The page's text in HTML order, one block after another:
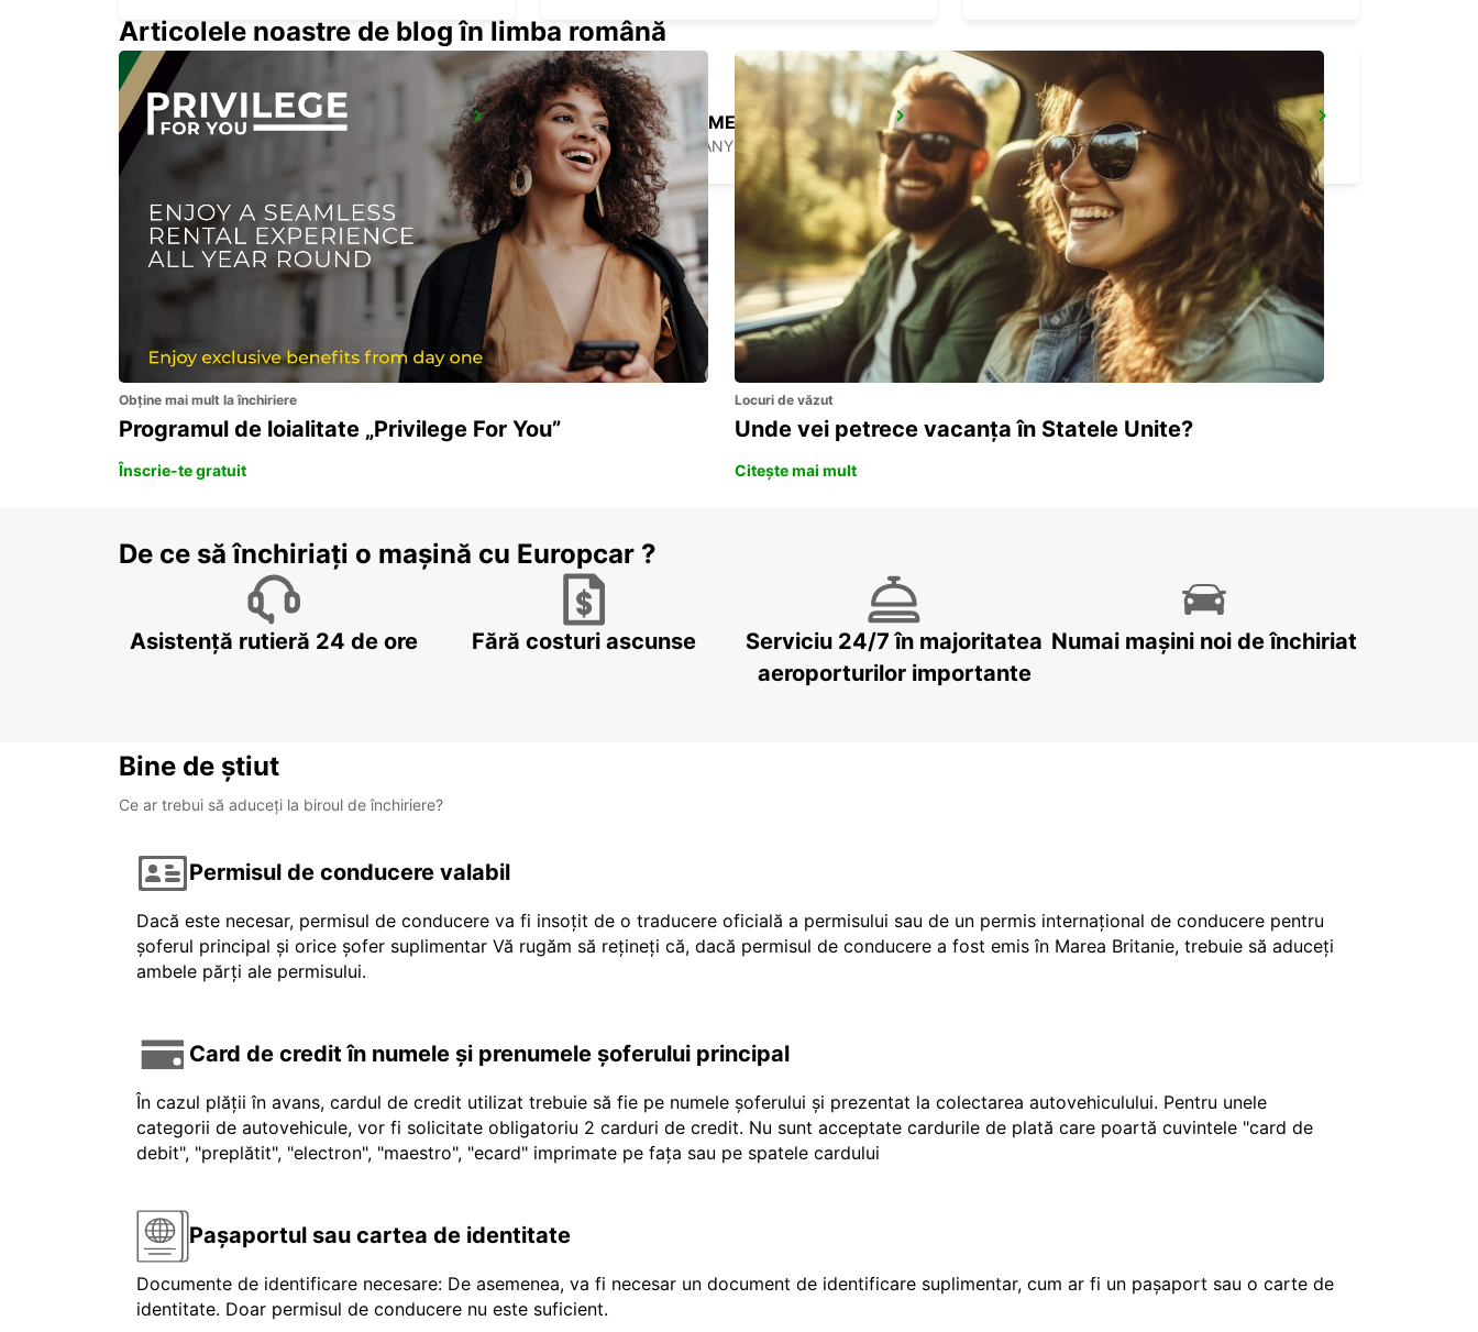
SCHWERIN
SCHWERIN LANKOW - GERMANY
HAMBURG HAMMERBROOK
HAMBURG - GERMANY
HAMBURG MAIN STATION
HAMBURG - GERMANY
Articolele noastre de blog în limba română
Obține mai mult la închiriere
Programul de loialitate „Privilege For You”
Înscrie-te gratuit
Locuri de văzut
Unde vei petrece vacanța în Statele Unite?
Citește mai mult
De ce să închiriați o mașină cu Europcar ?
Asistență rutieră 24 de ore Fără costuri ascunse
Serviciu 24/7 în majoritatea
aeroporturilor importante
Numai mașini noi de închiriat
Bine de știut
Ce ar trebui să aduceți la biroul de închiriere?
Permisul de conducere valabil
Dacă este necesar, permisul de conducere va fi insoțit de o traducere oficială a permisului sau de un permis internațional de conducere pentru
șoferul principal și orice șofer suplimentar Vă rugăm să rețineți că, dacă permisul de conducere a fost emis în Marea Britanie, trebuie să aduceți
ambele părți ale permisului.
Card de credit în numele și prenumele șoferului principal
În cazul plății în avans, cardul de credit utilizat trebuie să fie pe numele șoferului și prezentat la colectarea autovehiculului. Pentru unele
categorii de autovehicule, vor fi solicitate obligatoriu 2 carduri de credit. Nu sunt acceptate cardurile de plată care poartă cuvintele "card de
debit", "preplătit", "electron", "maestro", "ecard" imprimate pe fața sau pe spatele cardului
Pașaportul sau cartea de identitate
Documente de identificare necesare: De asemenea, va fi necesar un document de identificare suplimentar, cum ar fi un pașaport sau o carte de
identitate. Doar permisul de conducere nu este suficient.